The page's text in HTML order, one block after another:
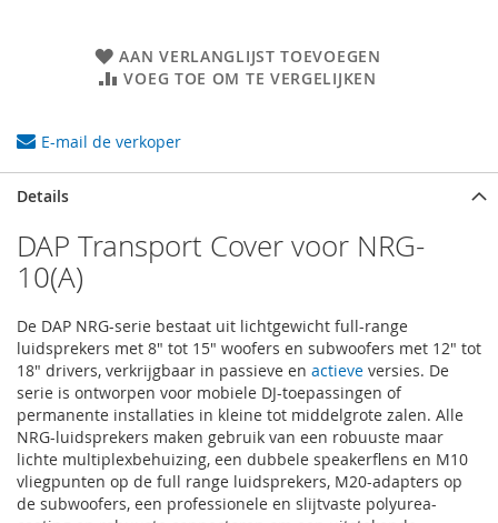
AAN VERLANGLIJST TOEVOEGEN
VOEG TOE OM TE VERGELIJKEN
E-mail de verkoper
Details
DAP Transport Cover voor NRG-
10(A)
De DAP NRG-serie bestaat uit lichtgewicht full-range
luidsprekers met 8" tot 15" woofers en subwoofers met 12" tot
18" drivers, verkrijgbaar in passieve en actieve versies. De
serie is ontworpen voor mobiele DJ-toepassingen of
permanente installaties in kleine tot middelgrote zalen. Alle
NRG-luidsprekers maken gebruik van een robuuste maar
lichte multiplexbehuizing, een dubbele speakerflens en M10
vliegpunten op de full range luidsprekers, M20-adapters op
de subwoofers, een professionele en slijtvaste polyurea-